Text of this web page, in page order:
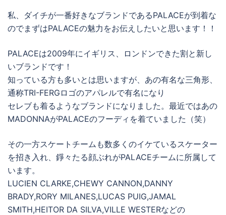
私、ダイチが一番好きなブランドであるPALACEが到着な
のでまずはPALACEの魅力をお伝えしたいと思います！！
PALACEは2009年にイギリス、ロンドンできた割と新し
いブランドです！
知っている方も多いとは思いますが、あの有名な三角形、
通称TRI-FERGロゴのアパレルで有名になり
セレブも着るようなブランドになりました。最近ではあの
MADONNAがPALACEのフーディを着ていました（笑）
その一方スケートチームも数多くのイケているスケーター
を招き入れ、錚々たる顔ぶれがPALACEチームに所属して
います。
LUCIEN CLARKE,CHEWY CANNON,DANNY
BRADY,RORY MILANES,LUCAS PUIG,JAMAL
SMITH,HEITOR DA SILVA,VILLE WESTERなどの